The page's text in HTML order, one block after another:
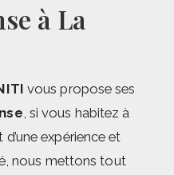
vous propose ses
, si vous habitez à
expérience et
nous mettons tout